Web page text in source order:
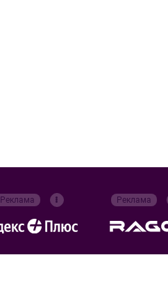
Реклама Реклама